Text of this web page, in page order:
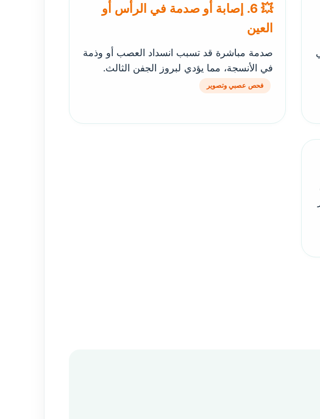
💥 6. إصابة أو صدمة في الرأس أو
العين
صدمة مباشرة قد تسبب انسداد العصب أو وذمة
في الأنسجة، مما يؤدي لبروز الجفن الثالث.
فحص عصبي وتصوير